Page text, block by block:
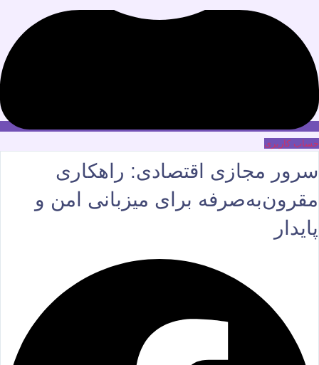
حساب کاربری
سرور مجازی اقتصادی: راهکاری
مقرون‌به‌صرفه برای میزبانی امن و
پایدار